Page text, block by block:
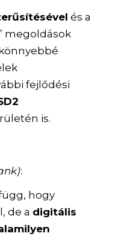
és a
megoldások
fejlődési
is.
:
hogy
de a digitális